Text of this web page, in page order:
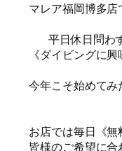
マレア福岡博多
平日休日問わ
《ダイビングに
今年こそ始めてみ
お店では毎日《無
皆様のご希望に